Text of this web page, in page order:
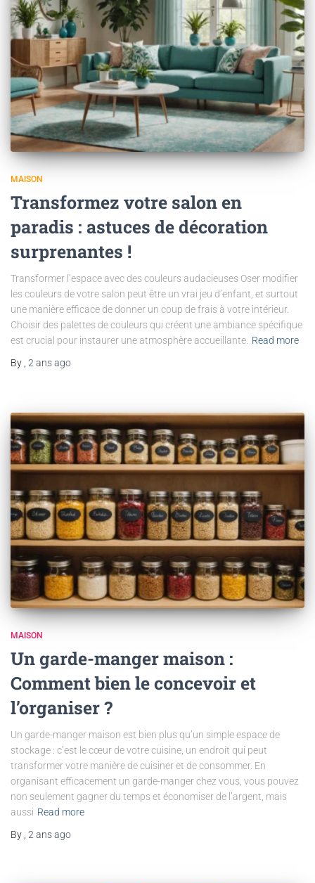
MAISON
Transformez votre salon en
paradis : astuces de décoration
surprenantes !
Transformer l’espace avec des couleurs audacieuses Oser modifier
les couleurs de votre salon peut être un vrai jeu d’enfant, et surtout
une manière efficace de donner un coup de frais à votre intérieur.
Choisir des palettes de couleurs qui créent une ambiance spécifique
est crucial pour instaurer une atmosphère accueillante. Read more
By 2 ansago
MAISON
Un garde-manger maison :
Comment bien le concevoir et
l’organiser ?
Un garde-manger maison est bien plus qu’un simple espace de
stockage : c’est le cœur de votre cuisine, un endroit qui peut
transformer votre manière de cuisiner et de consommer. En
organisant efficacement un garde-manger chez vous, vous pouvez
non seulement gagner du temps et économiser de l’argent, mais
aussi Read more
By , 2 ansago